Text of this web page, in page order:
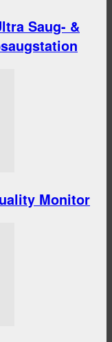
Saug- &
Monitor